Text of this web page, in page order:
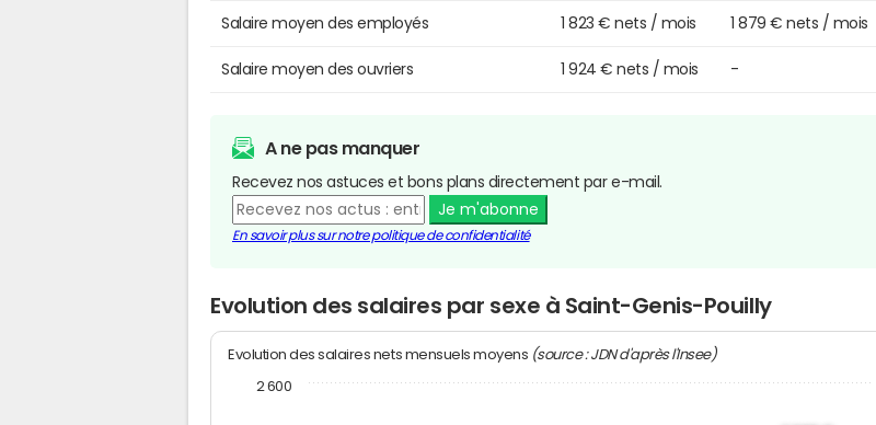
Salaire moyen des employés 1 823 € nets / mois 1 879 € nets / mois
Salaire moyen des ouvriers 1 924 € nets / mois -
A ne pas manquer
Recevez nos astuces et bons plans directement par e-mail.
Je m'abonne
En savoir plus sur notre politique de confidentialité
Evolution des salaires par sexe à Saint-Genis-Pouilly
Evolution des salaires nets mensuels moyens (source : JDN d'après l'Insee)
2 600